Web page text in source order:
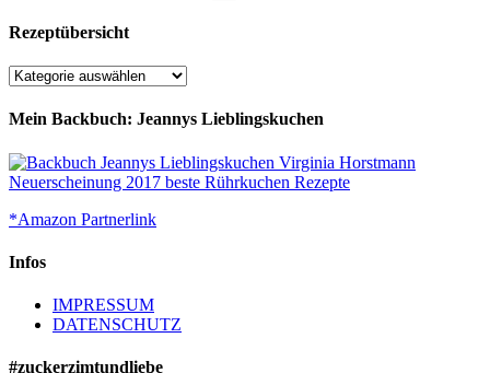
Rezeptübersicht
Rezeptübersicht
Mein Backbuch: Jeannys Lieblingskuchen
*Amazon Partnerlink
Infos
IMPRESSUM
DATENSCHUTZ
#zuckerzimtundliebe